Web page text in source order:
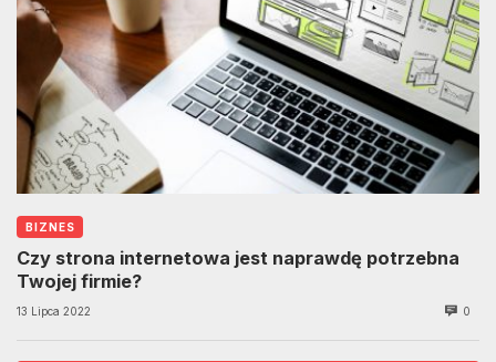
BIZNES
Czy strona internetowa jest naprawdę potrzebna
Twojej firmie?
13 Lipca 2022 0